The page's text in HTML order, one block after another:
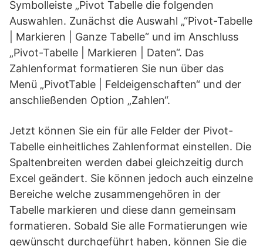
Symbolleiste „Pivot Tabelle die folgenden
Auswahlen. Zunächst die Auswahl „“Pivot-Tabelle
| Markieren | Ganze Tabelle“ und im Anschluss
„Pivot-Tabelle | Markieren | Daten“. Das
Zahlenformat formatieren Sie nun über das
Menü „PivotTable | Feldeigenschaften“ und der
anschließenden Option „Zahlen“.
Jetzt können Sie ein für alle Felder der Pivot-
Tabelle einheitliches Zahlenformat einstellen. Die
Spaltenbreiten werden dabei gleichzeitig durch
Excel geändert. Sie können jedoch auch einzelne
Bereiche welche zusammengehören in der
Tabelle markieren und diese dann gemeinsam
formatieren. Sobald Sie alle Formatierungen wie
gewünscht durchgeführt haben, können Sie die